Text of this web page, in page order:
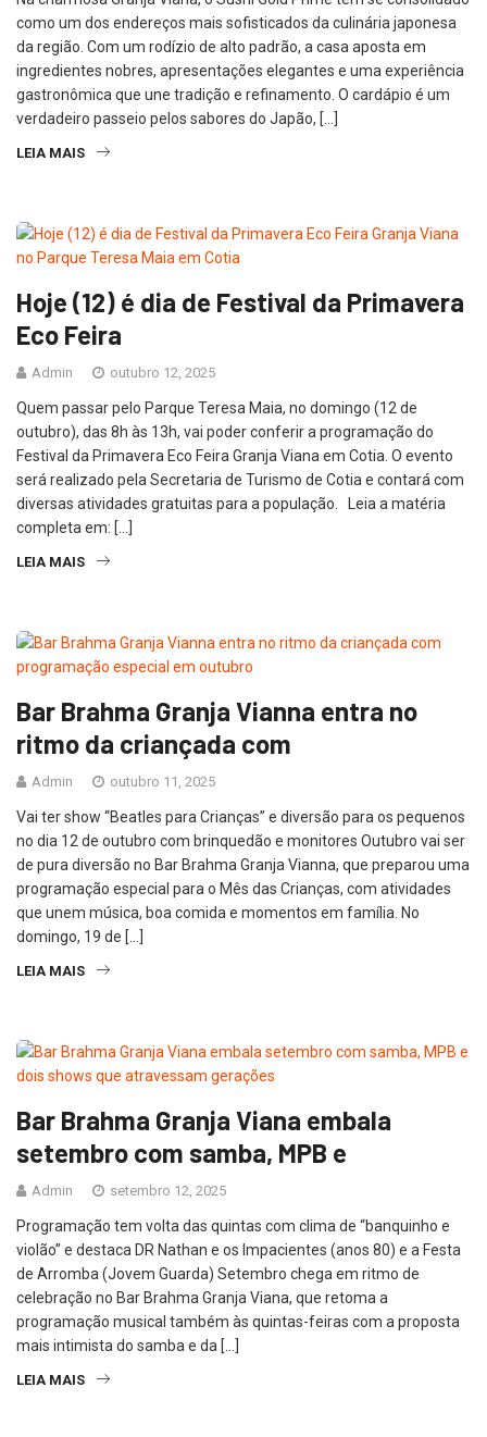
como um dos endereços mais sofisticados da culinária japonesa
da região. Com um rodízio de alto padrão, a casa aposta em
ingredientes nobres, apresentações elegantes e uma experiência
gastronômica que une tradição e refinamento. O cardápio é um
verdadeiro passeio pelos sabores do Japão, […]
LEIA MAIS
Hoje (12) é dia de Festival da Primavera
Eco Feira
Admin outubro 12, 2025
Quem passar pelo Parque Teresa Maia, no domingo (12 de
outubro), das 8h às 13h, vai poder conferir a programação do
Festival da Primavera Eco Feira Granja Viana em Cotia. O evento
será realizado pela Secretaria de Turismo de Cotia e contará com
diversas atividades gratuitas para a população. Leia a matéria
completa em: […]
LEIA MAIS
Bar Brahma Granja Vianna entra no
ritmo da criançada com
Admin outubro 11, 2025
Vai ter show “Beatles para Crianças” e diversão para os pequenos
no dia 12 de outubro com brinquedão e monitores Outubro vai ser
de pura diversão no Bar Brahma Granja Vianna, que preparou uma
programação especial para o Mês das Crianças, com atividades
que unem música, boa comida e momentos em família. No
domingo, 19 de […]
LEIA MAIS
Bar Brahma Granja Viana embala
setembro com samba, MPB e
Admin setembro 12, 2025
Programação tem volta das quintas com clima de “banquinho e
violão” e destaca DR Nathan e os Impacientes (anos 80) e a Festa
de Arromba (Jovem Guarda) Setembro chega em ritmo de
celebração no Bar Brahma Granja Viana, que retoma a
programação musical também às quintas-feiras com a proposta
mais intimista do samba e da […]
LEIA MAIS